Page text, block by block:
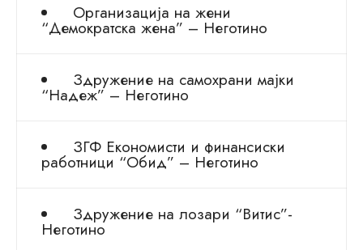
Организација на жени
“Демократска жена” – Неготино
Здружение на самохрани мајки
“Надеж” – Неготино
ЗГФ Економисти и финансиски
работници “Обид” – Неготино
Здружение на лозари “Витис”-
Неготино